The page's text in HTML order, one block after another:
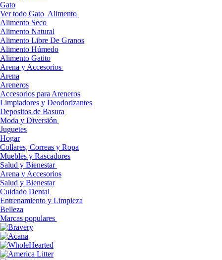
Gato
Ver todo Gato Alimento
Alimento Seco
Alimento Natural
Alimento Libre De Granos
Alimento Húmedo
Alimento Gatito
Arena y Accesorios
Arena
Areneros
Accesorios para Areneros
Limpiadores y Deodorizantes
Depositos de Basura
Moda y Diversión
Juguetes
Hogar
Collares, Correas y Ropa
Muebles y Rascadores
Salud y Bienestar
Arena y Accesorios
Salud y Bienestar
Cuidado Dental
Entrenamiento y Limpieza
Belleza
Marcas populares